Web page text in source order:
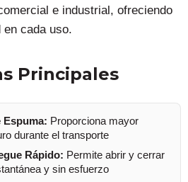
e industrial, ofreciendo
en cada uso.
Principales
Espuma: Proporciona mayor
durante el transporte
Rápido: Permite abrir y cerrar
y sin esfuerzo